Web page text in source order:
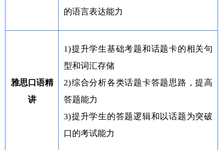
的语言表达能力
雅思口语精
讲
1)提升学生基础考题和话题卡的相关句
型和词汇存储
2)综合分析各类话题卡答题思路，提高
答题能力
3)提升学生的答题逻辑和以话题为突破
口的考试能力